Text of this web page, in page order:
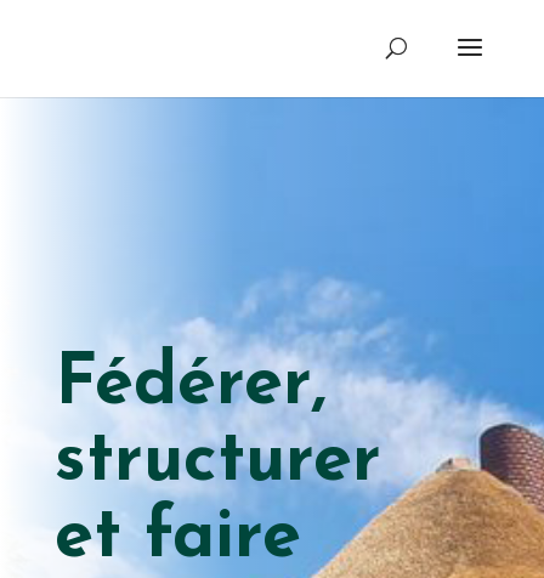
Fédérer,
structurer
et faire